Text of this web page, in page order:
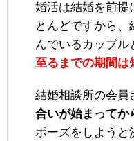
婚活は結婚を前提
とんどですから
んでいるカップル
至るまでの期間は
結婚相談所の会員
合いが始まってか
ポーズをしようと